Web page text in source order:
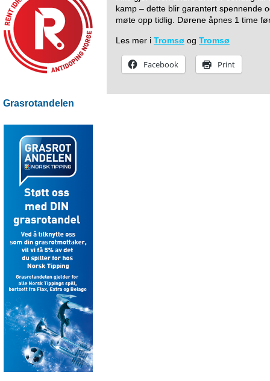
Grasrotandelen
kamp – dette blir garantert spennende
møte opp tidlig. Dørene åpnes 1 time
Les mer i Tromsø og Tromsø
Facebook Print